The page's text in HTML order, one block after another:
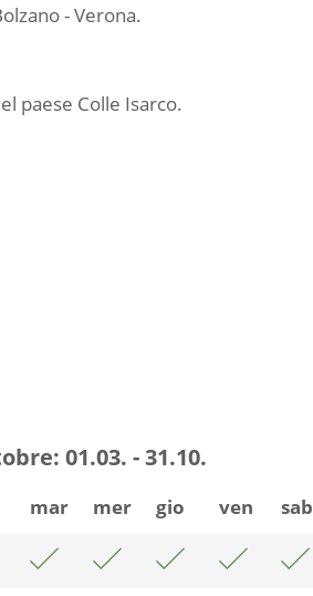
- Verona.
paese Colle Isarco.
01.03. - 31.10.
mar mer gio ven sab